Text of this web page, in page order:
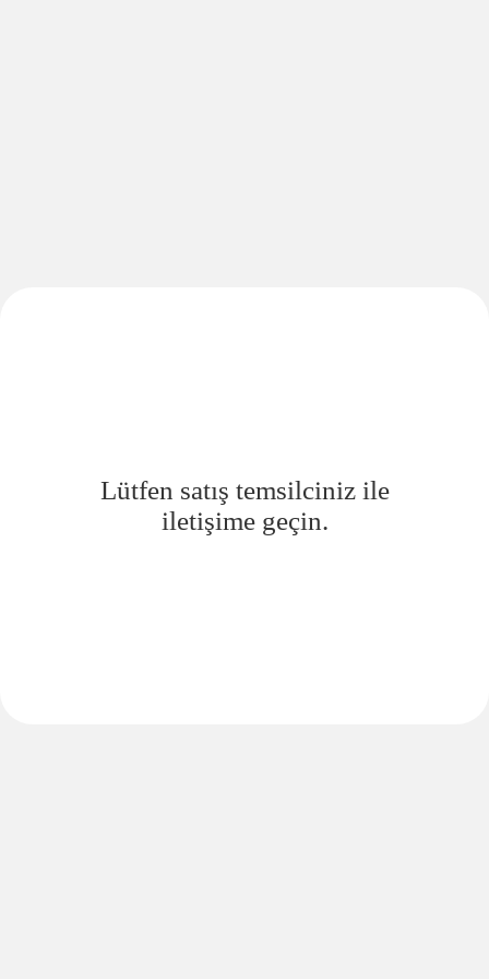
Lütfen satış temsilciniz ile
iletişime geçin.